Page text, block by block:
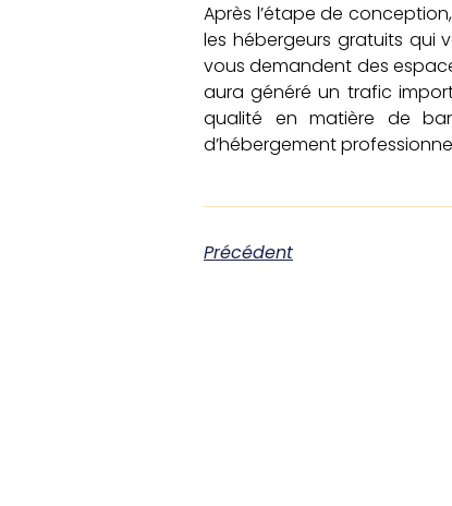
Après l’étape de
les hébergeurs gratuits qui
vous demandent des
aura généré un trafic
qualité en matière de
d’hébergement
Précédent